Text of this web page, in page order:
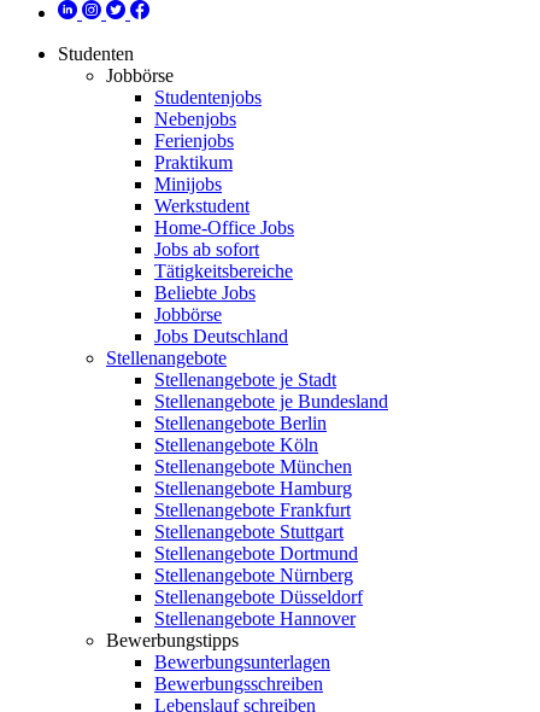
Studenten
Jobbörse
Studentenjobs
Nebenjobs
Ferienjobs
Praktikum
Minijobs
Werkstudent
Home-Office Jobs
Jobs ab sofort
Tätigkeitsbereiche
Beliebte Jobs
Jobbörse
Jobs Deutschland
Stellenangebote
Stellenangebote je Stadt
Stellenangebote je Bundesland
Stellenangebote Berlin
Stellenangebote Köln
Stellenangebote München
Stellenangebote Hamburg
Stellenangebote Frankfurt
Stellenangebote Stuttgart
Stellenangebote Dortmund
Stellenangebote Nürnberg
Stellenangebote Düsseldorf
Stellenangebote Hannover
Bewerbungstipps
Bewerbungsunterlagen
Bewerbungsschreiben
Lebenslauf schreiben